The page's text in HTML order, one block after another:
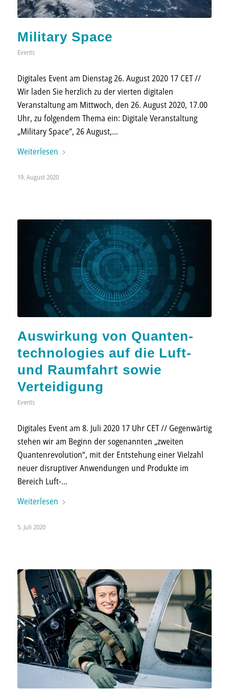
Military Space
Events
Digitales Event am Dienstag 26. August 2020 17 CET //
Wir laden Sie herzlich zu der vierten digitalen
Veranstaltung am Mittwoch, den 26. August 2020, 17.00
Uhr, zu folgendem Thema ein: Digitale Veranstaltung
„Military Space“, 26 August,…
Weiterlesen
19. August 2020
Aus­wirkung von Quanten­
techno­logies auf die Luft-
und Raum­fahrt sowie
Verteidigung
Events
Digitales Event am 8. Juli 2020 17 Uhr CET // Gegenwärtig
stehen wir am Beginn der sogenannten „zweiten
Quanten­revolution“, mit der Ent­stehung einer Viel­zahl
neuer dis­rup­tiver An­wen­dungen und Produkte im
Bereich Luft-…
Weiterlesen
5. Juli 2020